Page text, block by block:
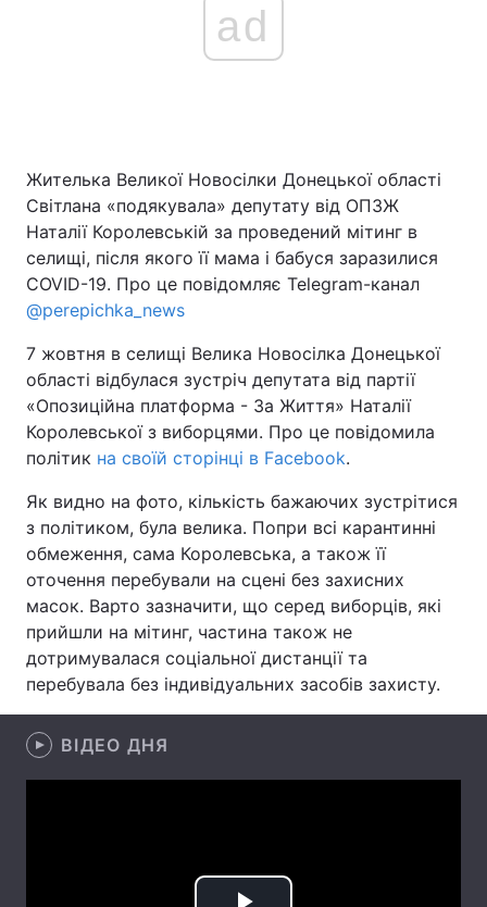
Головна Війна
Україна
Економіка Світ
Спорт Наука
Техно і зв'язок Лайт
Зброя Інциденти
Здоров'я Туризм
Цікавинки Погода
Екологія Регіони
ad
Жителька Великої Новосілки Донецької області
Світлана «подякувала» депутату від ОПЗЖ
Наталії Королевській за проведений мітинг в
селищі, після якого її мама і бабуся заразилися
COVID-19. Про це повідомляє Telegram-канал
@perepichka_news
7 жовтня в селищі Велика Новосілка Донецької
області відбулася зустріч депутата від партії
«Опозиційна платформа - За Життя» Наталії
Королевської з виборцями. Про це повідомила
політик на своїй сторінці в Facebook.
Як видно на фото, кількість бажаючих зустрітися
з політиком, була велика. Попри всі карантинні
обмеження, сама Королевська, а також її
оточення перебували на сцені без захисних
масок. Варто зазначити, що серед виборців, які
прийшли на мітинг, частина також не
дотримувалася соціальної дистанції та
перебувала без індивідуальних засобів захисту.
ВІДЕО ДНЯ